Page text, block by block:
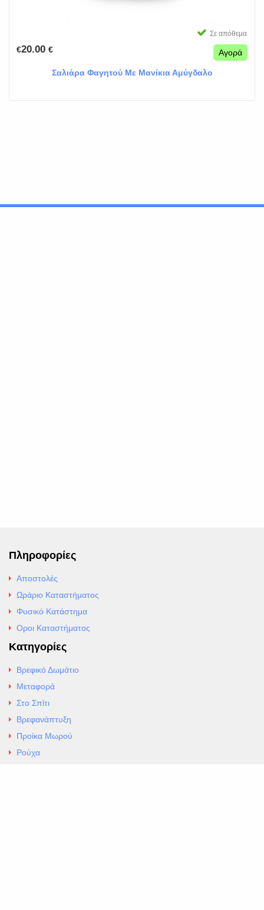
Σε απόθεμα
€20.00 € Αγορά
Σαλιάρα Φαγητού Με Μανίκια Αμύγδαλο
Πληροφορίες
Αποστολές
Ωράριο Καταστήματος
Φυσικό Κατάστημα
Οροι Καταστήματος
Κατηγορίες
Βρεφικό Δωμάτιο
Μεταφορά
Στο Σπίτι
Βρεφανάπτυξη
Προίκα Μωρού
Ρούχα